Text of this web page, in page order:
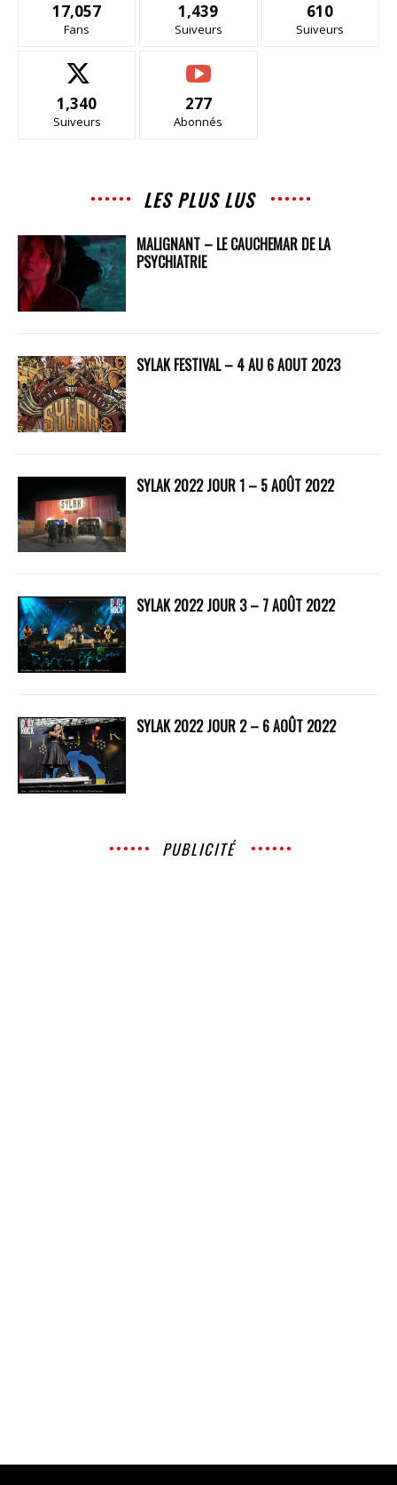
17,057
Fans
1,439
Suiveurs
610
Suiveurs
1,340
Suiveurs
277
Abonnés
LES PLUS LUS
MALIGNANT – LE CAUCHEMAR DE LA
PSYCHIATRIE
SYLAK FESTIVAL – 4 AU 6 AOUT 2023
SYLAK 2022 JOUR 1 – 5 AOÛT 2022
SYLAK 2022 JOUR 3 – 7 AOÛT 2022
SYLAK 2022 JOUR 2 – 6 AOÛT 2022
PUBLICITÉ